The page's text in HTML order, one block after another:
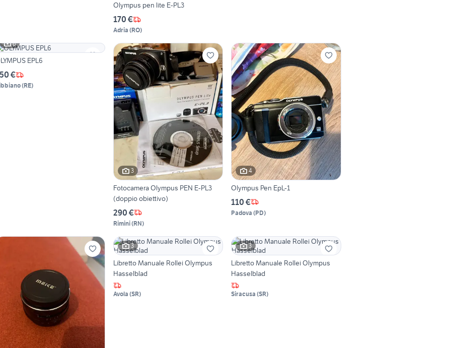
Olympus pen lite E-PL3
170 €
Adria (RO)
6
EPL6
€
(RE)
3
Fotocamera Olympus PEN E-PL3
(doppio obiettivo)
290 €
Rimini(RN)
4
Olympus Pen EpL-1
110 €
Padova (PD)
3
Libretto Manuale Rollei Olympus
Hasselblad
Avola (SR)
3
Libretto Manuale Rollei Olympus
Hasselblad
Siracusa (SR)